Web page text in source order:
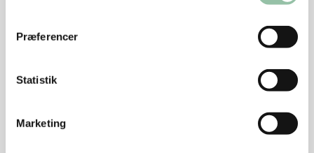
Præferencer
Statistik
Marketing
rosmarinkviste og tørrede tranebær.
Kog linserne som angivet på emballagen.
Rør dressingen sammen af olie, eddike,
dijonsennep, salt og peber og hæld den over de